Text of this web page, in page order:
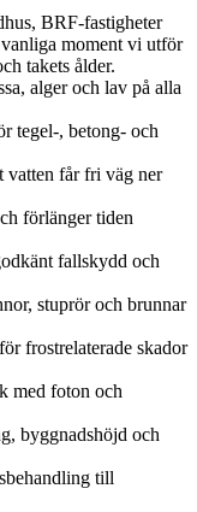
BRF-fastigheter
moment vi utför
takets ålder.
alger och lav på alla
tegel-, betong- och
vatten får fri väg ner
förlänger tiden
fallskydd och
stuprör och brunnar
frostrelaterade skador
med foton och
byggnadshöjd och
till